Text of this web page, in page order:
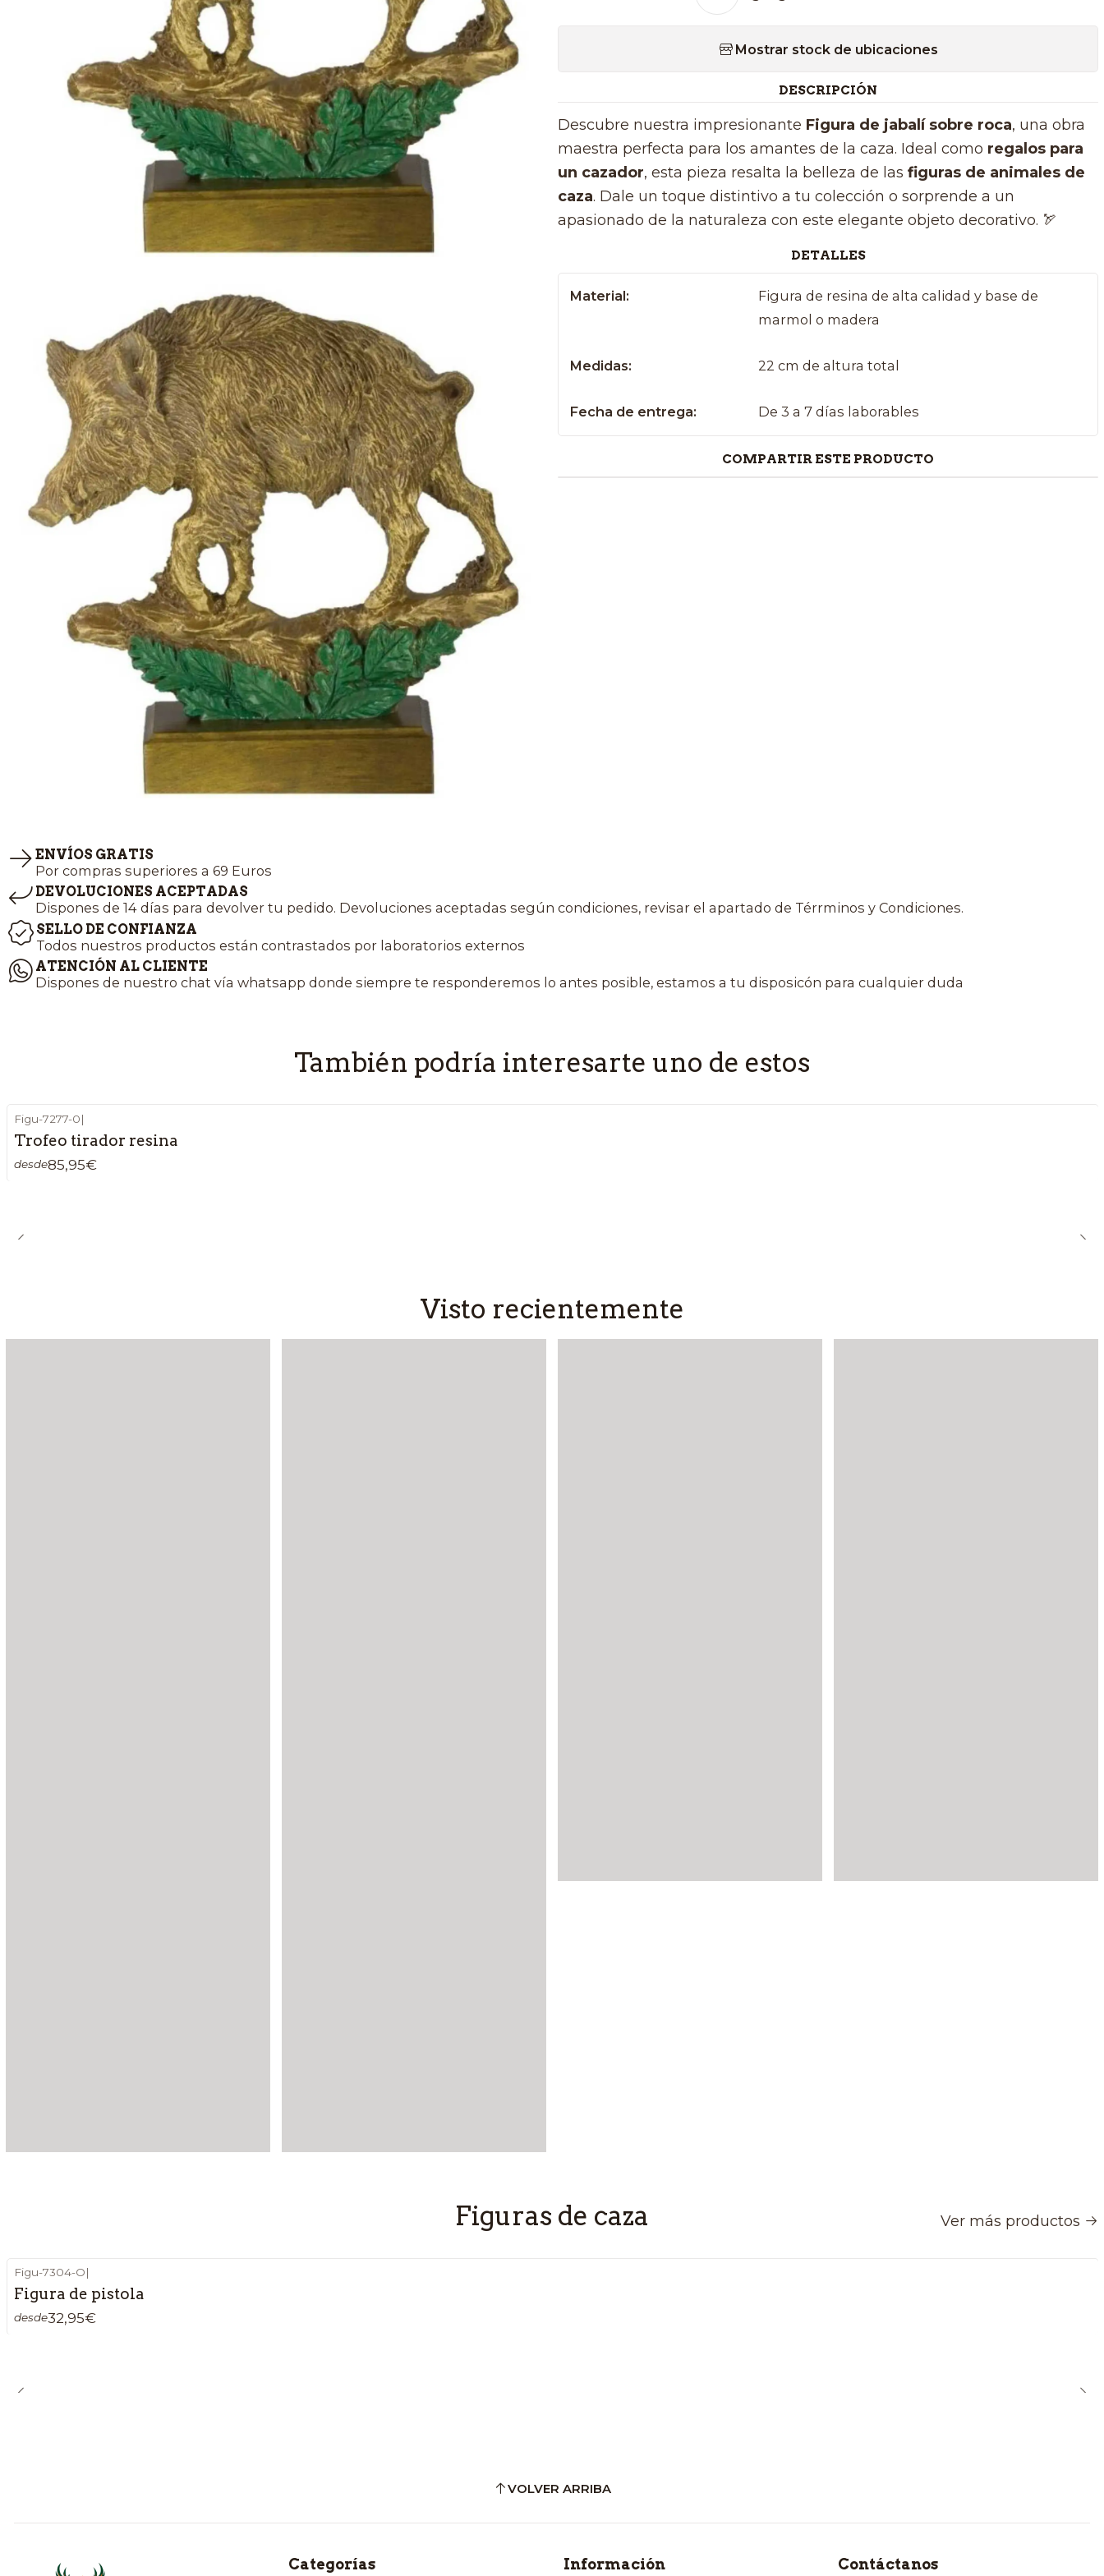
Mostrar stock de ubicaciones
DESCRIPCIÓN
Descubre nuestra impresionante Figura de jabalí sobre roca, una obra
maestra perfecta para los amantes de la caza. Ideal como regalos para
un cazador, esta pieza resalta la belleza de las figuras de animales de
caza. Dale un toque distintivo a tu colección o sorprende a un
apasionado de la naturaleza con este elegante objeto decorativo. 🏹
DETALLES
Material:
Figura de resina de alta calidad y base de
marmol o madera
Medidas: 22 cm de altura total
Fecha de entrega: De 3 a 7 días laborables
COMPARTIR ESTE PRODUCTO
ENVÍOS GRATIS
Por compras superiores a 69 Euros
DEVOLUCIONES ACEPTADAS
Dispones de 14 días para devolver tu pedido. Devoluciones aceptadas según condiciones, revisar el apartado de Térrminos y Condiciones.
SELLO DE CONFIANZA
Todos nuestros productos están contrastados por laboratorios externos
ATENCIÓN AL CLIENTE
Dispones de nuestro chat vía whatsapp donde siempre te responderemos lo antes posible, estamos a tu disposicón para cualquier duda
También podría interesarte uno de estos
Figu-7277-0|
Trofeo tirador resina
desde85,95€
Visto recientemente
Figuras de caza Ver más productos
Figu-7304-O|
Figura de pistola
desde32,95€
VOLVER ARRIBA
Categorías Información Contáctanos